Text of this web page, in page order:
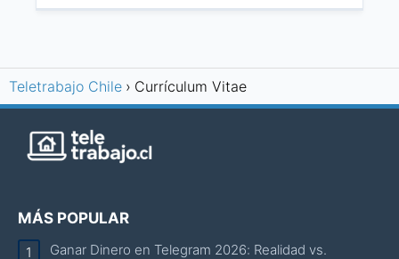
Teletrabajo Chile Currículum Vitae
MÁS POPULAR
Ganar Dinero en Telegram 2026: Realidad vs.